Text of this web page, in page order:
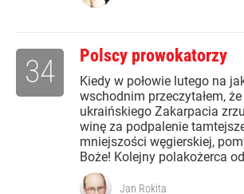
Polscy prowokatorzy
Kiedy w połowie lutego na
wschodnim przeczytałem,
ukraińskiego Zakarpacia
winę za podpalenie
mniejszości węgierskiej,
Boże! Kolejny polakożerca
34
Jan Rokita